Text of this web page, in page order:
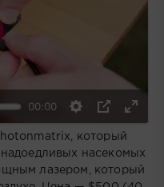
00:00
который
насекомых
лазером, который